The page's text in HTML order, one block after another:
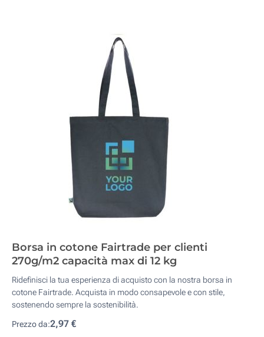
Borsa in cotone Fairtrade per clienti
270g/m2 capacità max di 12 kg
Ridefinisci la tua esperienza di acquisto con la nostra borsa in
cotone Fairtrade. Acquista in modo consapevole e con stile,
sostenendo sempre la sostenibilità.
Prezzo da:2,97 €